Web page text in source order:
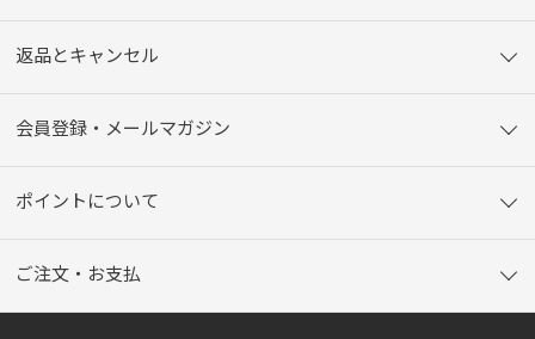
返品とキャンセル
会員登録・メールマガジン
ポイントについて
ご注文・お支払